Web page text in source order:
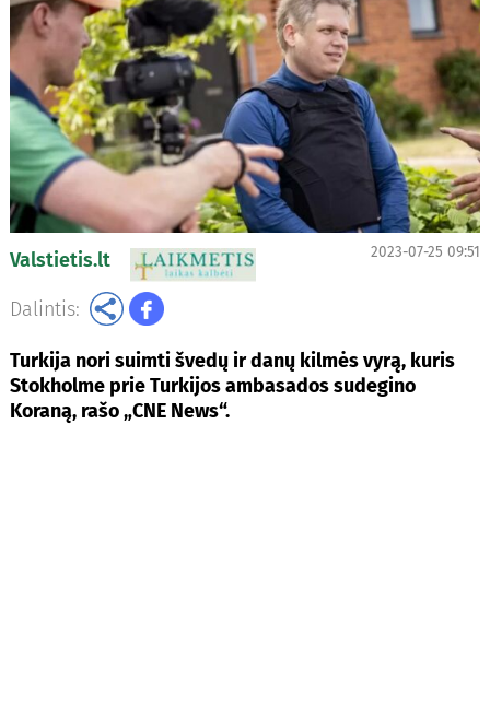
Valstietis.lt 2023-07-25 09:51
Dalintis:
Turkija nori suimti švedų ir danų kilmės vyrą, kuris
Stokholme prie Turkijos ambasados sudegino
Koraną, rašo „CNE News“.